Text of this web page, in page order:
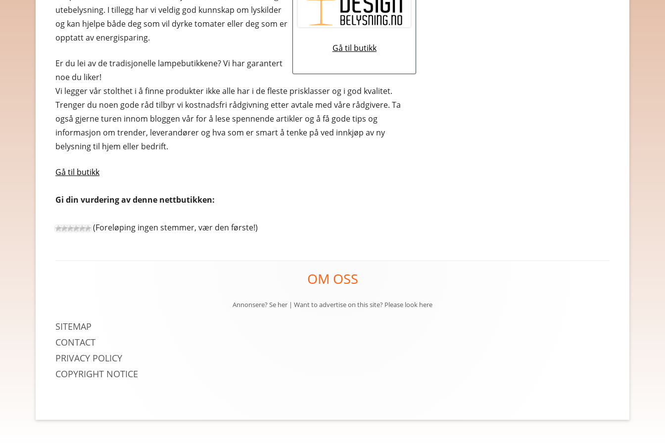
HELSE OG HELSEKOST
HOBBYARTIKLER
HUS OG HJEM
KLÆR OG MOTE
KONTORREKVISITA
KUNST OG ANTIKVITETER
Gå til butikk
utebelysning. I tillegg har vi veldig god kunnskap om lyskilder
og kan hjelpe både deg som vil dyrke tomater eller deg som er
opptatt av energisparing.
Er du lei av de tradisjonelle lampebutikkene? Vi har garantert
noe du liker!
Vi legger vår stolthet i å finne produkter ikke alle har i de fleste prisklasser og i god kvalitet.
Trenger du noen gode råd tilbyr vi kostnadsfri rådgivning etter avtale med våre rådgivere. Ta
også gjerne turen innom bloggen vår for å lese spennende artikler og å få gode tips og
informasjon om trender, leverandører og hva som er smart å tenke på ved innkjøp av ny
belysning til hjem eller bedrift.
Gå til butikk
Gi din vurdering av denne nettbutikken:
(Foreløping ingen stemmer, vær den første!)
OM OSS
Annonsere? Se her | Want to advertise on this site? Please look here
SITEMAP
CONTACT
PRIVACY POLICY
COPYRIGHT NOTICE